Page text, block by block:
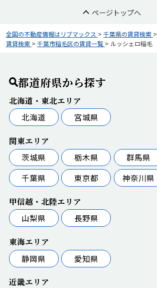
ページトップへ
全国の不動産情報はリブマックス > 千葉県の賃貸検索 >
賃貸検索 > 千葉市稲毛区の賃貸一覧 > ルッシェロ稲毛
都道府県から探す
北海道・東北エリア
北海道
宮城県
関東エリア
茨城県
栃木県 群馬県
千葉県
東京都 神奈川県
甲信越・北陸エリア
山梨県
長野県
東海エリア
静岡県
愛知県
近畿エリア